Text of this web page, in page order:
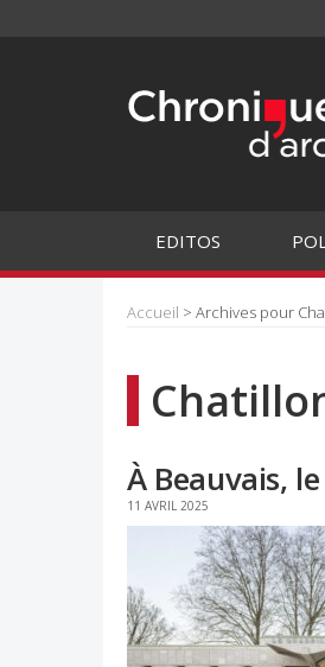
EDITOS
Accueil > Archives pour
À Beauvais,
11 AVRIL 2025